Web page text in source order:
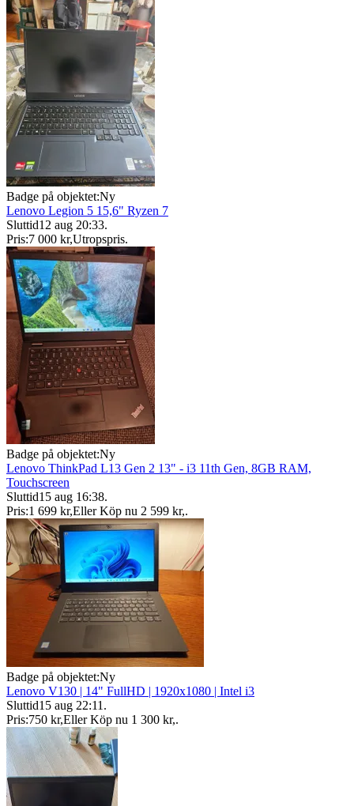
Badge på objektet:Ny
Lenovo Legion 5 15,6" Ryzen 7
Sluttid12 aug 20:33.
Pris:7 000 kr,Utropspris.
Badge på objektet:Ny
Lenovo ThinkPad L13 Gen 2 13" - i3 11th Gen, 8GB RAM,
Touchscreen
Sluttid15 aug 16:38.
Pris:1 699 kr,Eller Köp nu 2 599 kr,.
Badge på objektet:Ny
Lenovo V130 | 14" FullHD | 1920x1080 | Intel i3
Sluttid15 aug 22:11 .
Pris:750 kr,Eller Köp nu 1 300 kr,.